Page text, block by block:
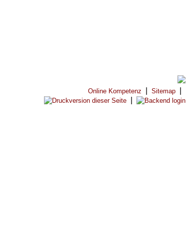
Online Kompetenz Sitemap